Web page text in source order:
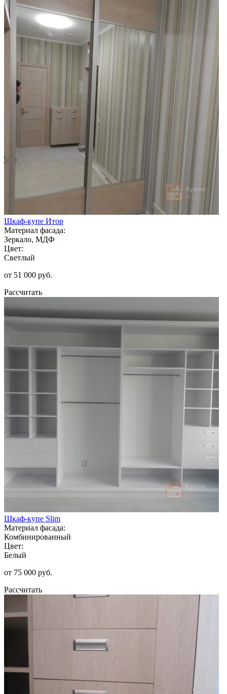
Шкаф-купе Итор
Материал фасада:
Зеркало, МДФ
Цвет:
Светлый
от 51 000 руб.
Рассчитать
Шкаф-купе Slim
Материал фасада:
Комбинированный
Цвет:
Белый
от 75 000 руб.
Рассчитать